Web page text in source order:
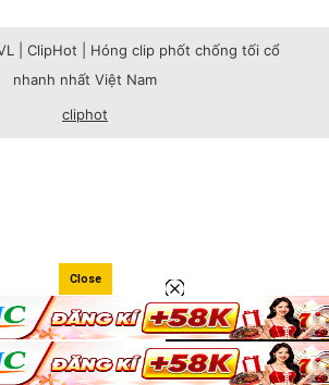
| ClipHot | Hóng clip phốt chống tối cổ
nhanh nhất Việt Nam
cliphot
Close